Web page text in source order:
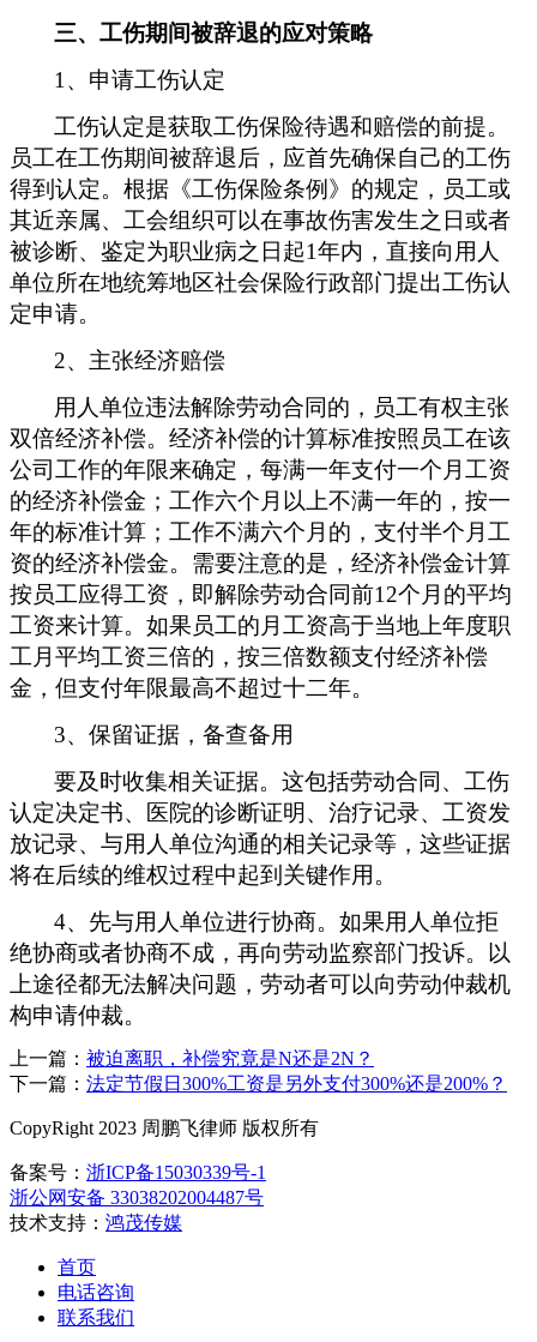
三、工伤期间被辞退的应对策略
1、申请工伤认定
工伤认定是获取工伤保险待遇和赔偿的前提。
员工在工伤期间被辞退后，应首先确保自己的工伤
得到认定。根据《工伤保险条例》的规定，员工或
其近亲属、工会组织可以在事故伤害发生之日或者
被诊断、鉴定为职业病之日起1年内，直接向用人
单位所在地统筹地区社会保险行政部门提出工伤认
定申请。
2、主张经济赔偿
用人单位违法解除劳动合同的，员工有权主张
双倍经济补偿。经济补偿的计算标准按照员工在该
公司工作的年限来确定，每满一年支付一个月工资
的经济补偿金；工作六个月以上不满一年的，按一
年的标准计算；工作不满六个月的，支付半个月工
资的经济补偿金。需要注意的是，经济补偿金计算
按员工应得工资，即解除劳动合同前12个月的平均
工资来计算。如果员工的月工资高于当地上年度职
工月平均工资三倍的，按三倍数额支付经济补偿
金，但支付年限最高不超过十二年。
3、保留证据，备查备用
要及时收集相关证据。这包括劳动合同、工伤
认定决定书、医院的诊断证明、治疗记录、工资发
放记录、与用人单位沟通的相关记录等，这些证据
将在后续的维权过程中起到关键作用。
4、 先与用人单位进行协商。如果用人单位拒
绝协商或者协商不成，再向劳动监察部门投诉。以
上途径都无法解决问题，劳动者可以向劳动仲裁机
构申请仲裁。
上一篇： 被迫离职，补偿究竟是N还是2N？
下一篇： 法定节假日300%工资是另外支付300%还是200%？
CopyRight 2023 周鹏飞律师 版权所有
备案号： 浙ICP备15030339号-1
浙公网安备 33038202004487号
技术支持： 鸿茂传媒
首页
电话咨询
联系我们